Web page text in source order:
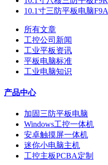
10.1寸三防平板电脑F9A
所有文章
工控公司新闻
工业平板资讯
平板电脑标准
工业电脑知识
产品中心
加固三防平板电脑
Windows工控一体机
安卓触摸屏一体机
迷你小电脑主机
工控主板PCBA定制